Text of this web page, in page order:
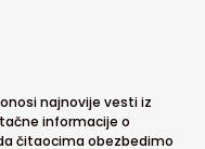
najnovije vesti iz
informacije o
čitaocima obezbedimo